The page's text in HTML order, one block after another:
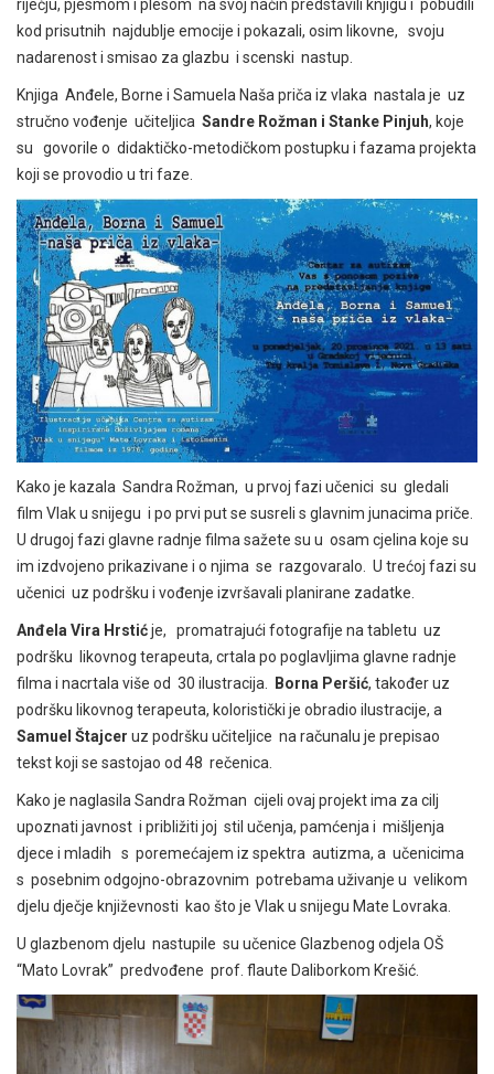
riječju, pjesmom i plesom na svoj način predstavili knjigu i pobudili
kod prisutnih najdublje emocije i pokazali, osim likovne, svoju
nadarenost i smisao za glazbu i scenski nastup.
Knjiga Anđele, Borne i Samuela Naša priča iz vlaka nastala je uz
stručno vođenje učiteljica Sandre Rožman i Stanke Pinjuh, koje
su govorile o didaktičko-metodičkom postupku i fazama projekta
koji se provodio u tri faze.
Kako je kazala Sandra Rožman, u prvoj fazi učenici su gledali
film Vlak u snijegu i po prvi put se susreli s glavnim junacima priče.
U drugoj fazi glavne radnje filma sažete su u osam cjelina koje su
im izdvojeno prikazivane i o njima se razgovaralo. U trećoj fazi su
učenici uz podršku i vođenje izvršavali planirane zadatke.
Anđela Vira Hrstićje, promatrajući fotografije na tabletu uz
podršku likovnog terapeuta, crtala po poglavljima glavne radnje
filma i nacrtala više od 30 ilustracija.
Borna Peršić, također uz
podršku likovnog terapeuta, koloristički je obradio ilustracije, a
Samuel Štajcer uz podršku učiteljice na računalu je prepisao
tekst koji se sastojao od 48 rečenica.
Kako je naglasila Sandra Rožman cijeli ovaj projekt ima za cilj
upoznati javnost i približiti joj stil učenja, pamćenja i mišljenja
djece i mladih s poremećajem iz spektra autizma, a učenicima
s posebnim odgojno-obrazovnim potrebama uživanje u velikom
djelu dječje književnosti kao što je Vlak u snijegu Mate Lovraka.
U glazbenom djelu nastupile su učenice Glazbenog odjela OŠ
“Mato Lovrak” predvođene prof. flaute Daliborkom Krešić.